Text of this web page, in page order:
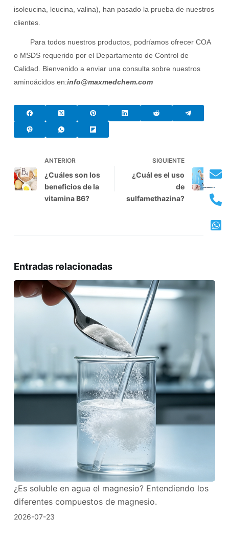
isoleucina, leucina, valina), han pasado la prueba de nuestros
clientes.
Para todos nuestros productos, podríamos ofrecer COA
o MSDS requerido por el Departamento de Control de
Calidad. Bienvenido a enviar una consulta sobre nuestros
aminoácidos en:info@maxmedchem.com
ANTERIOR
¿Cuáles son los
beneficios de la
vitamina B6?
SIGUIENTE
¿Cuál es el uso
de
sulfamethazina?
Entradas relacionadas
¿Es soluble en agua el magnesio? Entendiendo los
diferentes compuestos de magnesio.
2026-07-23